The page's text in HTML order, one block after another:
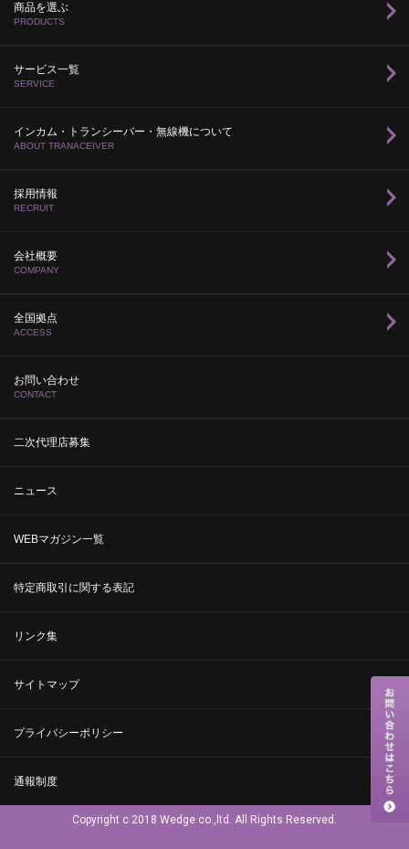
商品を選ぶ
PRODUCTS
サービス一覧
SERVICE
インカム・トランシーバー・無線機について
ABOUT TRANACEIVER
採用情報
RECRUIT
会社概要
COMPANY
全国拠点
ACCESS
お問い合わせ
CONTACT
二次代理店募集
ニュース
WEBマガジン一覧
特定商取引に関する表記
リンク集
サイトマップ
プライバシーポリシー
通報制度
Copyright c 2018 Wedge co.,ltd. All Rights Reserved.